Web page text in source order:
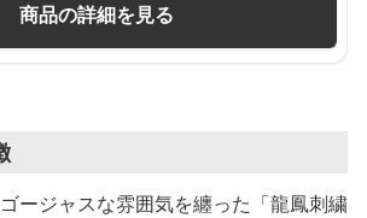
商品の詳細を見る
ージャスな雰囲気を纏った「龍鳳刺繍